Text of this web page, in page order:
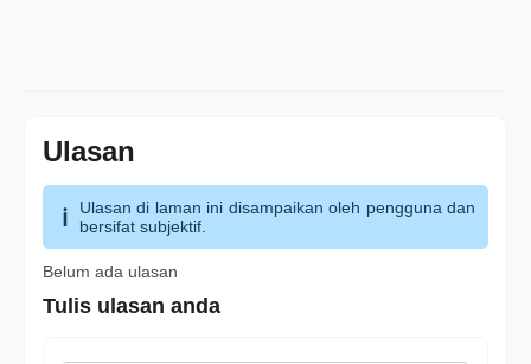
Ulasan
Ulasan di laman ini disampaikan oleh pengguna dan
bersifat subjektif.
Belum ada ulasan
Tulis ulasan anda